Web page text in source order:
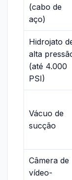
(cabo de
aço)
Hidrojato
alta
(até 4.000
PSI)
Vácuo de
sucção
Câmera de
vídeo-